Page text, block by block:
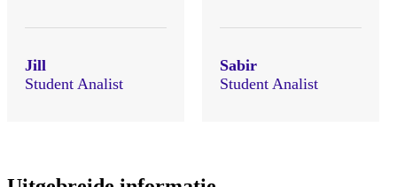
Jill
Student Analist
Sabir
Student Analist